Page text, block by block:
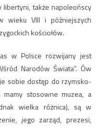
także napoleońscy
wieku VIII i późniejszych
kościołów.
w Polsce rozwijany jest
Narodów Świata”. Ów
sobie dostęp do rzymsko-
stosowne muzea, a
wielka różnica), są w
jego zarząd, prezesi,